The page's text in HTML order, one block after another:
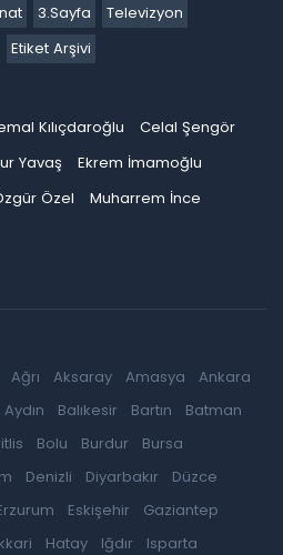
3.Sayfa
Televizyon
Etiket Arşivi
Kılıçdaroğlu
Celal Şengör
Yavaş
Ekrem İmamoğlu
Özel
Muharrem İnce
Ağrı Aksaray Amasya
Ankara
Aydın Balıkesir Bartın
Batman
Bolu Burdur
Bursa
Denizli Diyarbakır
Düzce
Eskişehir
Gaziantep
Hatay Iğdır
Isparta